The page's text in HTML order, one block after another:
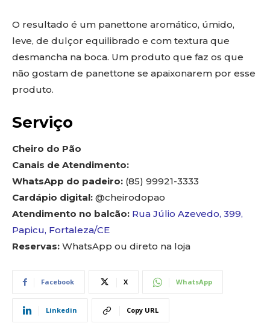
O resultado é um panettone aromático, úmido,
leve, de dulçor equilibrado e com textura que
desmancha na boca. Um produto que faz os que
não gostam de panettone se apaixonarem por esse
produto.
Serviço
Cheiro do Pão
Canais de Atendimento:
WhatsApp do padeiro: (85) 99921-3333
Cardápio digital: @cheirodopao
Atendimento no balcão: Rua Júlio Azevedo, 399,
Papicu, Fortaleza/CE
Reservas: WhatsApp ou direto na loja
Facebook X WhatsApp
Linkedin Copy URL